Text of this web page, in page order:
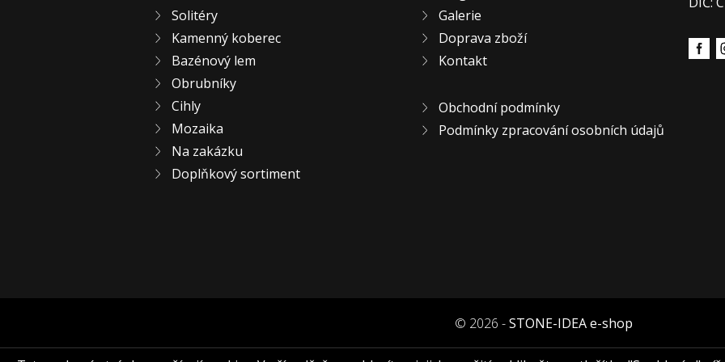
Solitéry
Kamenný koberec
Bazénový lem
Obrubníky
Cihly
Mozaika
Na zakázku
Doplňkový sortiment
Galerie
Doprava zboží
Kontakt
Obchodní podmínky
Podmínky zpracování osobních údajů
© 2026 -STONE-IDEA e-shop